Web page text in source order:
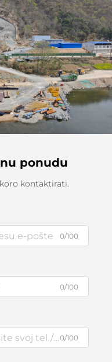
ponudu
kontaktirati.
0/100
0/100
0/100